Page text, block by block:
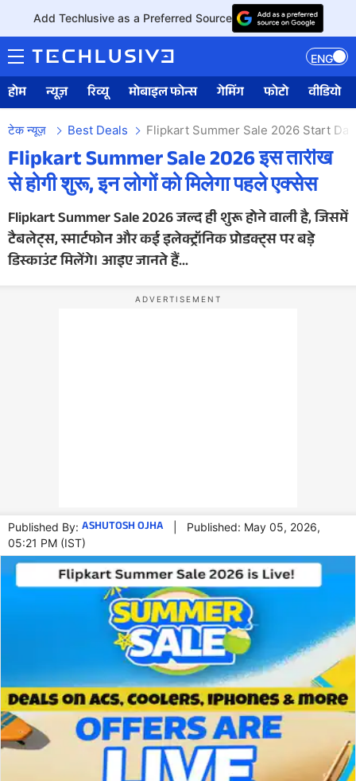
Add Techlusive as a Preferred Source
ENG
होम न्यूज़ रिव्यू मोबाइल फोन्स गेमिंग फोटो वीडियो
टेक न्यूज़ Best Deals Flipkart Summer Sale 2026 Start
Flipkart Summer Sale 2026 इस तारीख
से होगी शुरू, इन लोगों को मिलेगा पहले एक्सेस
Flipkart Summer Sale 2026 जल्द ही शुरू होने वाली है, जिसमें
टैबलेट्स, स्मार्टफोन और कई इलेक्ट्रॉनिक प्रोडक्ट्स पर बड़े
डिस्काउंट मिलेंगे। आइए जानते हैं...
Published By: ASHUTOSH OJHA
Published: May 05, 2026,
05:21 PM (IST)